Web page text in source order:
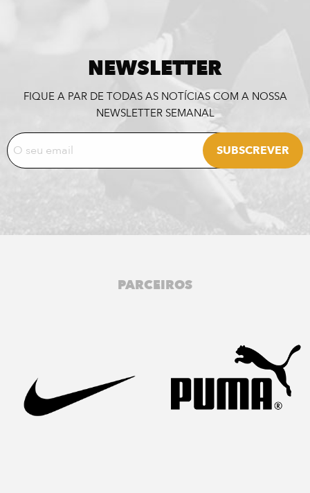
NEWSLETTER
FIQUE A PAR DE TODAS AS NOTÍCIAS COM A NOSSA
NEWSLETTER SEMANAL
PARCEIROS